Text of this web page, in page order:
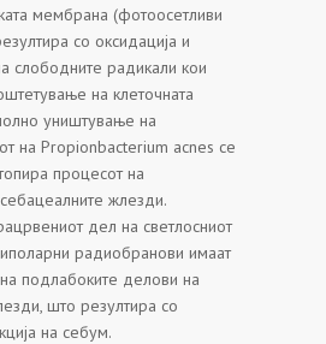
мембрана (фотоосетливи
со оксидација и
слободните радикали кои
на клеточната
уништување на
на Propionbacterium acnes се
процесот на
жлезди.
дел на светлосниот
радиобранови имаат
подлабоките делови на
што резултира со
на себум.